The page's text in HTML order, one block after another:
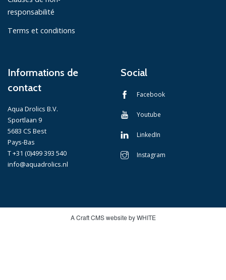
responsabilité
Terms et conditions
Informations de
contact
Aqua Drolics B.V.
Sportlaan 9
5683 CS Best
Pays-Bas
T +31 (0)499 393 540
info@aquadrolics.nl
Social
Facebook
Youtube
LinkedIn
Instagram
A Craft CMS website by WHITE